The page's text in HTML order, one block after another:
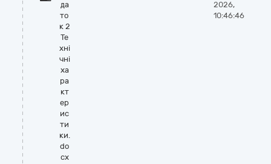
да
то
к 2
Те
хні
чні
ха
ра
кт
ер
ис
ти
ки.
do
cx
2026,
10:46:46